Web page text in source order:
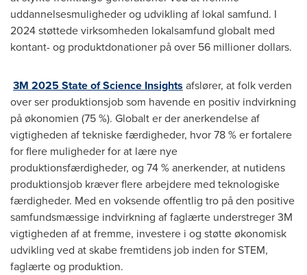
uddannelsesmuligheder og udvikling af lokal samfund. I
2024 støttede virksomheden lokalsamfund globalt med
kontant- og produktdonationer på over 56 millioner dollars.
3M 2025 State of Science Insights afslører, at folk verden
over ser produktionsjob som havende en positiv indvirkning
på økonomien (75 %). Globalt er der anerkendelse af
vigtigheden af tekniske færdigheder, hvor 78 % er fortalere
for flere muligheder for at lære nye
produktionsfærdigheder, og 74 % anerkender, at nutidens
produktionsjob kræver flere arbejdere med teknologiske
færdigheder. Med en voksende offentlig tro på den positive
samfundsmæssige indvirkning af faglærte understreger3M
vigtigheden af at fremme, investere i og støtte økonomisk
udvikling ved at skabe fremtidens job inden for STEM,
faglærte og produktion.